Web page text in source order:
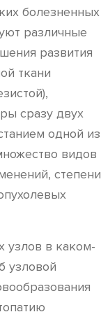
болезненных
различные
развития
ткани
сразу двух
одной из
видов
степени
узлов в каком-
узловой